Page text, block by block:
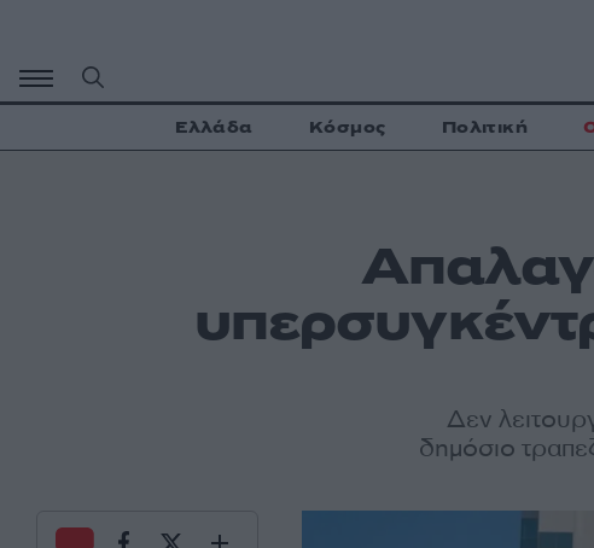
περιεχόμενο
Ελλάδα Κόσμος Πολιτική
Δεν
δημόσιο